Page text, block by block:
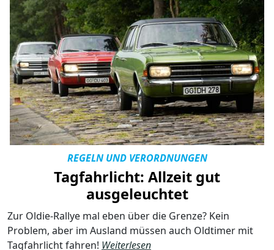
REGELN UND VERORDNUNGEN
Tagfahrlicht: Allzeit gut
ausgeleuchtet
Zur Oldie-Rallye mal eben über die Grenze? Kein
Problem, aber im Ausland müssen auch Oldtimer mit
Tagfahrlicht fahren! Weiterlesen